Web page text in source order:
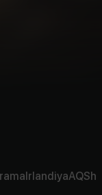
IrlandiyaAQSh